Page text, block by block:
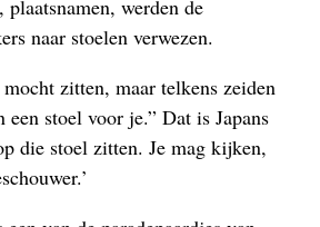
werden de
naar stoelen verwezen.
zitten, maar telkens zeiden
een stoel voor je.” Dat is Japans
die stoel zitten. Je mag kijken,